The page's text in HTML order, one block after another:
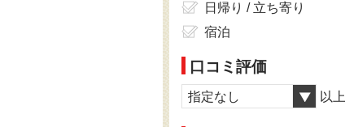
日帰り / 立ち寄り
宿泊
口コミ評価
指定なし 以上